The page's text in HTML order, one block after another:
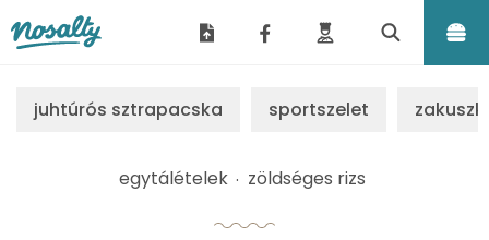
juhtúrós sztrapacska sportszelet
egytálételek zöldséges rizs